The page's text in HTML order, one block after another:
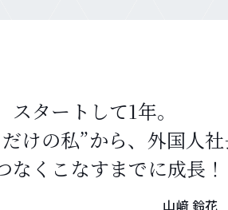
タートして1年。
けの私”から、外国人
なくこなすまでに成長！
山﨑 鈴